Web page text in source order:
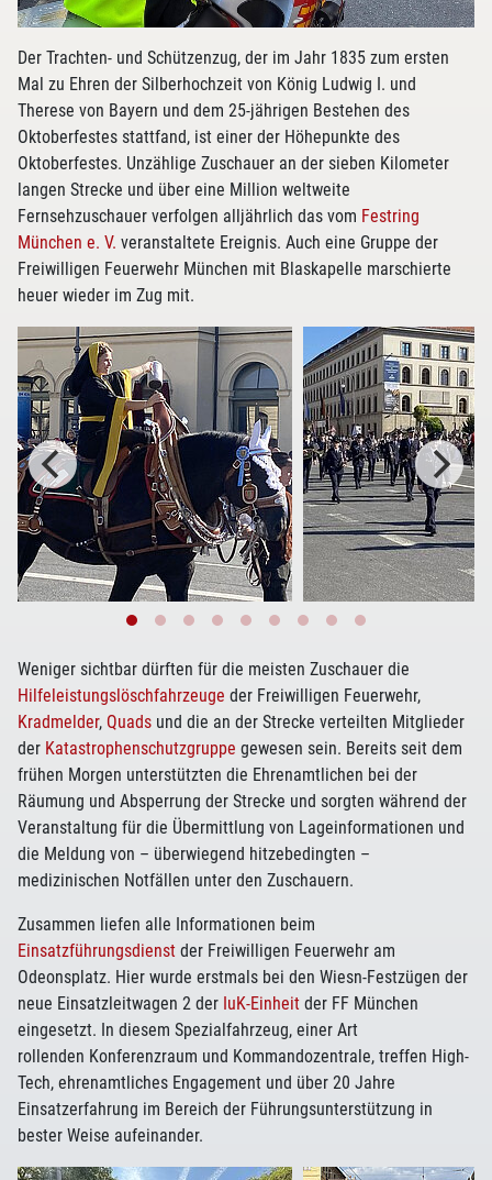
Der Trachten- und Schützenzug, der im Jahr 1835 zum ersten
Mal zu Ehren der Silberhochzeit von König Ludwig I. und
Therese von Bayern und dem 25-jährigen Bestehen des
Oktoberfestes stattfand, ist einer der Höhepunkte des
Oktoberfestes. Unzählige Zuschauer an der sieben Kilometer
langen Strecke und über eine Million weltweite
Fernsehzuschauer verfolgen alljährlich das vom Festring
München e. V. veranstaltete Ereignis. Auch eine Gruppe der
Freiwilligen Feuerwehr München mit Blaskapelle marschierte
heuer wieder im Zug mit.
Weniger sichtbar dürften für die meisten Zuschauer die
Hilfeleistungslöschfahrzeuge der Freiwilligen Feuerwehr,
Kradmelder, Quads und die an der Strecke verteilten Mitglieder
der Katastrophenschutzgruppe gewesen sein. Bereits seit dem
frühen Morgen unterstützten die Ehrenamtlichen bei der
Räumung und Absperrung der Strecke und sorgten während der
Veranstaltung für die Übermittlung von Lageinformationen und
die Meldung von – überwiegend hitzebedingten –
medizinischen Notfällen unter den Zuschauern.
Zusammen liefen alle Informationen beim
Einsatzführungsdienst der Freiwilligen Feuerwehr am
Odeonsplatz. Hier wurde erstmals bei den Wiesn-Festzügen der
neue Einsatzleitwagen 2 der IuK-Einheit der FF München
eingesetzt. In diesem Spezialfahrzeug, einer Art
rollenden Konferenzraum und Kommandozentrale, treffen High-
Tech, ehrenamtliches Engagement und über 20 Jahre
Einsatzerfahrung im Bereich der Führungsunterstützung in
bester Weise aufeinander.